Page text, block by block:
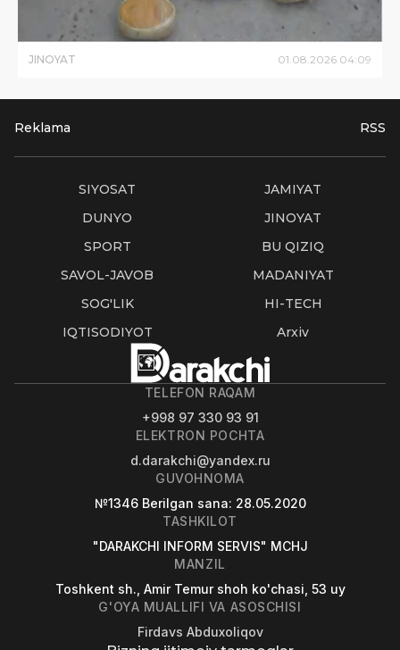
JINOYAT 01 08 2026 04:09
Reklama RSS
SIYOSAT
JAMIYAT
DUNYO
JINOYAT
SPORT
BU QIZIQ
SAVOL-JAVOB
MADANIYAT
SOG'LIK
HI-TECH
IQTISODIYOT
Arxiv
TELEFON RAQAM
+998 97 330 93 91
ELEKTRON POCHTA
d.darakchi@yandex.ru
GUVOHNOMA
№1346 Berilgan sana: 28.05.2020
TASHKILOT
"DARAKCHI INFORM SERVIS" MCHJ
MANZIL
Toshkent sh., Amir Temur shoh ko'chasi, 53 uy
G'OYA MUALLIFI VA ASOSCHISI
Firdavs Abduxoliqov